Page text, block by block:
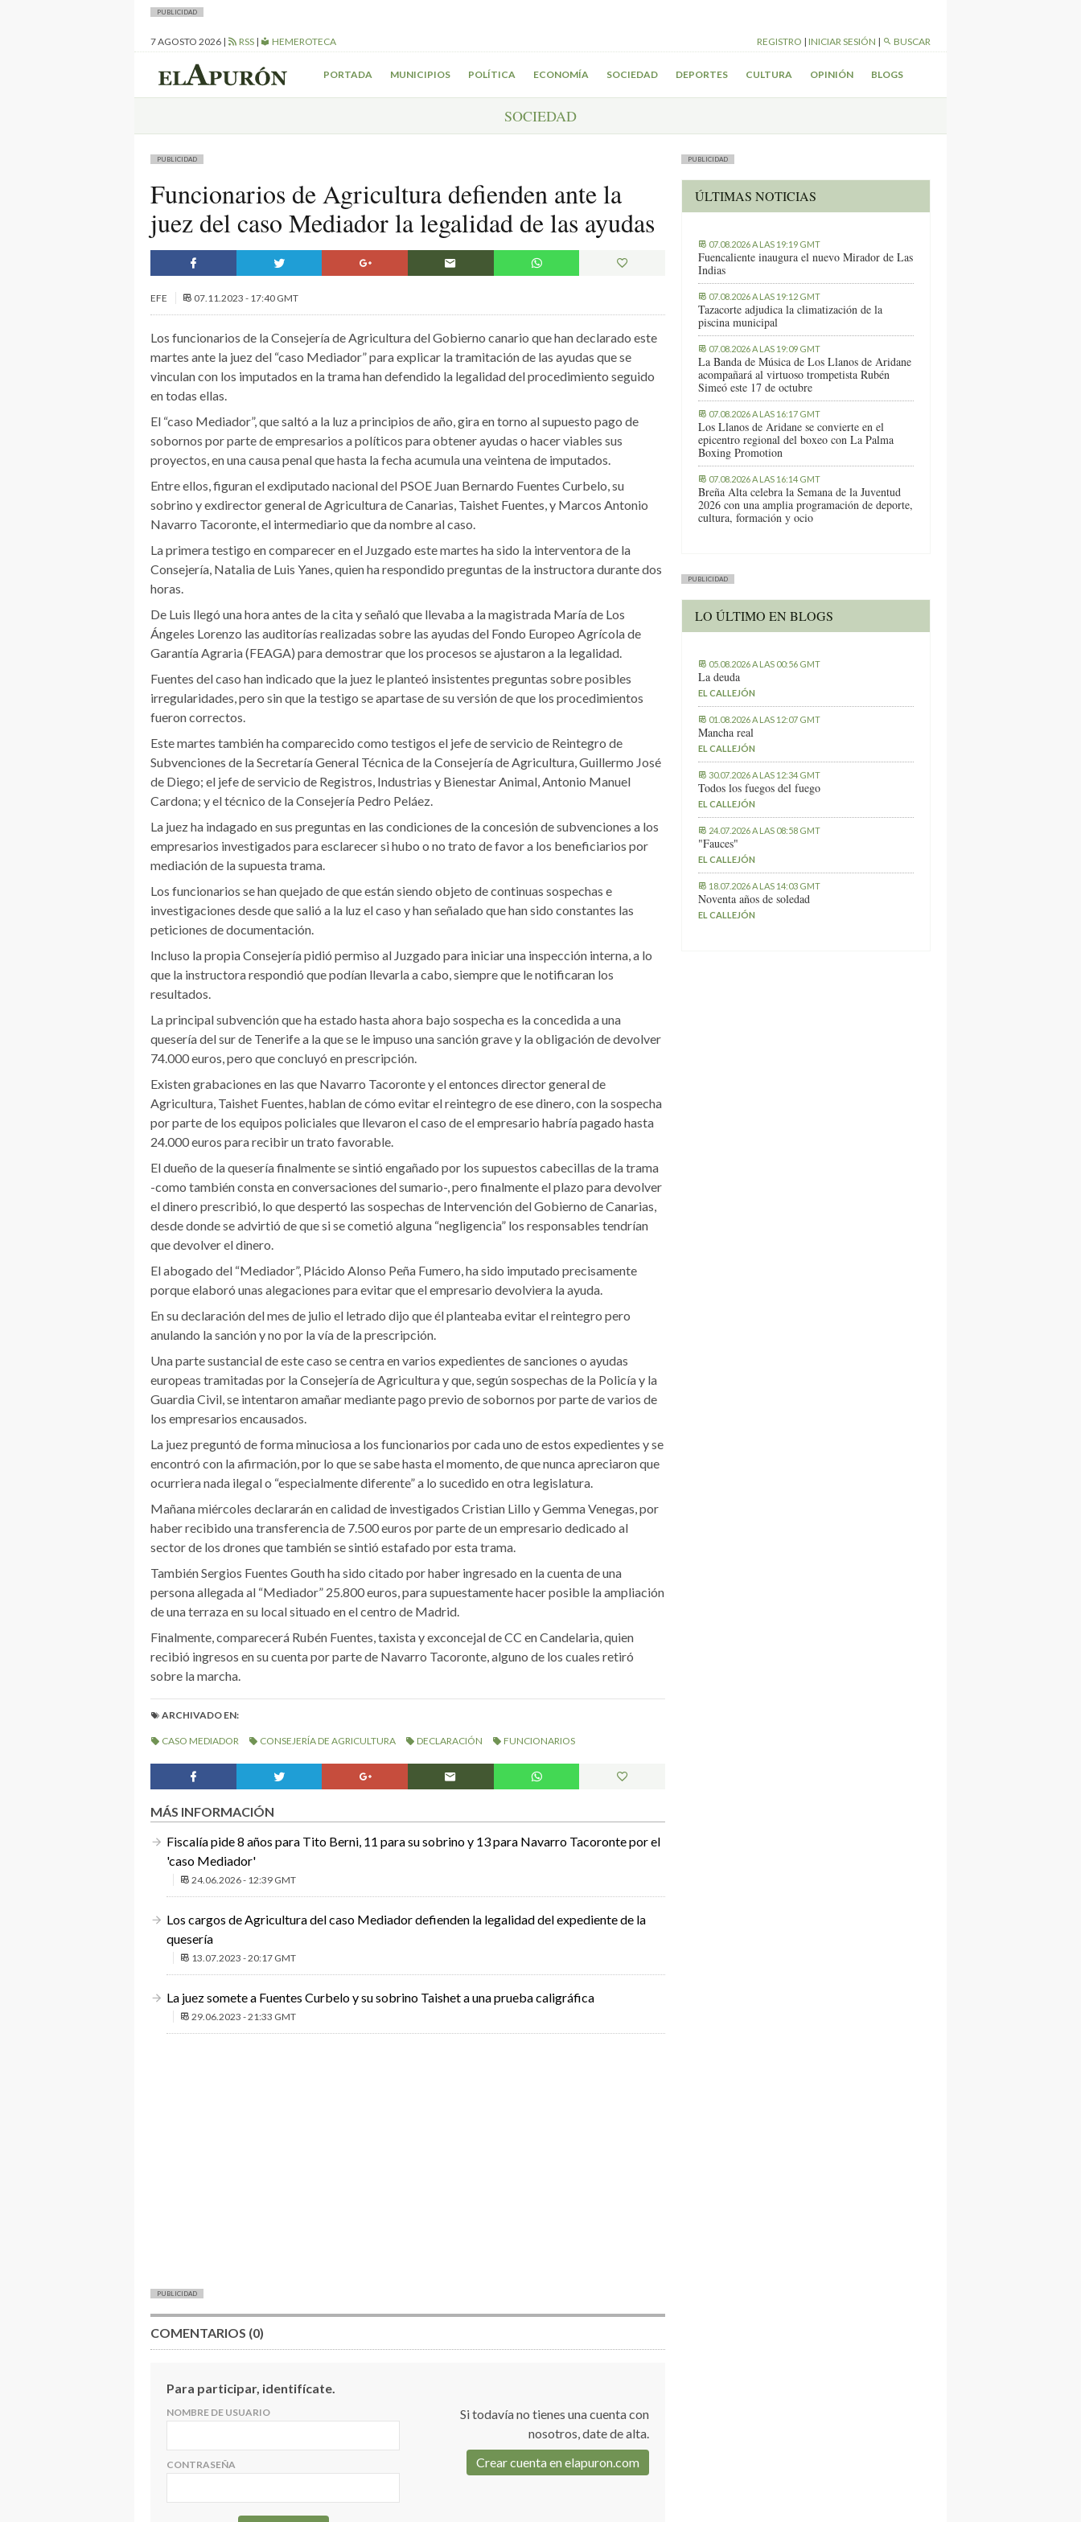
PUBLICIDAD
7 AGOSTO 2026 | RSS | HEMEROTECA REGISTRO | INICIAR SESIÓN | BUSCAR
PORTADA MUNICIPIOS POLÍTICA ECONOMÍA SOCIEDAD DEPORTES CULTURA OPINIÓN BLOGS
SOCIEDAD
PUBLICIDAD
Funcionarios de Agricultura defienden ante la
juez del caso Mediador la legalidad de las ayudas
EFE 07.11.2023 - 17:40 GMT
Los funcionarios de la Consejería de Agricultura del Gobierno canario que han declarado este
martes ante la juez del “caso Mediador” para explicar la tramitación de las ayudas que se
vinculan con los imputados en la trama han defendido la legalidad del procedimiento seguido
en todas ellas.
El “caso Mediador”, que saltó a la luz a principios de año, gira en torno al supuesto pago de
sobornos por parte de empresarios a políticos para obtener ayudas o hacer viables sus
proyectos, en una causa penal que hasta la fecha acumula una veintena de imputados.
Entre ellos, figuran el exdiputado nacional del PSOE Juan Bernardo Fuentes Curbelo, su
sobrino y exdirector general de Agricultura de Canarias, Taishet Fuentes, y Marcos Antonio
Navarro Tacoronte, el intermediario que da nombre al caso.
La primera testigo en comparecer en el Juzgado este martes ha sido la interventora de la
Consejería, Natalia de Luis Yanes, quien ha respondido preguntas de la instructora durante dos
horas.
De Luis llegó una hora antes de la cita y señaló que llevaba a la magistrada María de Los
Ángeles Lorenzo las auditorías realizadas sobre las ayudas del Fondo Europeo Agrícola de
Garantía Agraria (FEAGA) para demostrar que los procesos se ajustaron a la legalidad.
Fuentes del caso han indicado que la juez le planteó insistentes preguntas sobre posibles
irregularidades, pero sin que la testigo se apartase de su versión de que los procedimientos
fueron correctos.
Este martes también ha comparecido como testigos el jefe de servicio de Reintegro de
Subvenciones de la Secretaría General Técnica de la Consejería de Agricultura, Guillermo José
de Diego; el jefe de servicio de Registros, Industrias y Bienestar Animal, Antonio Manuel
Cardona; y el técnico de la Consejería Pedro Peláez.
La juez ha indagado en sus preguntas en las condiciones de la concesión de subvenciones a los
empresarios investigados para esclarecer si hubo o no trato de favor a los beneficiarios por
mediación de la supuesta trama.
Los funcionarios se han quejado de que están siendo objeto de continuas sospechas e
investigaciones desde que salió a la luz el caso y han señalado que han sido constantes las
peticiones de documentación.
Incluso la propia Consejería pidió permiso al Juzgado para iniciar una inspección interna, a lo
que la instructora respondió que podían llevarla a cabo, siempre que le notificaran los
resultados.
La principal subvención que ha estado hasta ahora bajo sospecha es la concedida a una
quesería del sur de Tenerife a la que se le impuso una sanción grave y la obligación de devolver
74.000 euros, pero que concluyó en prescripción.
Existen grabaciones en las que Navarro Tacoronte y el entonces director general de
Agricultura, Taishet Fuentes, hablan de cómo evitar el reintegro de ese dinero, con la sospecha
por parte de los equipos policiales que llevaron el caso de el empresario habría pagado hasta
24.000 euros para recibir un trato favorable.
El dueño de la quesería finalmente se sintió engañado por los supuestos cabecillas de la trama
-como también consta en conversaciones del sumario-, pero finalmente el plazo para devolver
el dinero prescribió, lo que despertó las sospechas de Intervención del Gobierno de Canarias,
desde donde se advirtió de que si se cometió alguna “negligencia” los responsables tendrían
que devolver el dinero.
El abogado del “Mediador”, Plácido Alonso Peña Fumero, ha sido imputado precisamente
porque elaboró unas alegaciones para evitar que el empresario devolviera la ayuda.
En su declaración del mes de julio el letrado dijo que él planteaba evitar el reintegro pero
anulando la sanción y no por la vía de la prescripción.
Una parte sustancial de este caso se centra en varios expedientes de sanciones o ayudas
europeas tramitadas por la Consejería de Agricultura y que, según sospechas de la Policía y la
Guardia Civil, se intentaron amañar mediante pago previo de sobornos por parte de varios de
los empresarios encausados.
La juez preguntó de forma minuciosa a los funcionarios por cada uno de estos expedientes y se
encontró con la afirmación, por lo que se sabe hasta el momento, de que nunca apreciaron que
ocurriera nada ilegal o “especialmente diferente” a lo sucedido en otra legislatura.
Mañana miércoles declararán en calidad de investigados Cristian Lillo y Gemma Venegas, por
haber recibido una transferencia de 7.500 euros por parte de un empresario dedicado al
sector de los drones que también se sintió estafado por esta trama.
También Sergios Fuentes Gouth ha sido citado por haber ingresado en la cuenta de una
persona allegada al “Mediador” 25.800 euros, para supuestamente hacer posible la ampliación
de una terraza en su local situado en el centro de Madrid.
Finalmente, comparecerá Rubén Fuentes, taxista y exconcejal de CC en Candelaria, quien
recibió ingresos en su cuenta por parte de Navarro Tacoronte, alguno de los cuales retiró
sobre la marcha.
ARCHIVADO EN:
CASO MEDIADOR CONSEJERÍA DE AGRICULTURA DECLARACIÓN FUNCIONARIOS
MÁS INFORMACIÓN
Fiscalía pide 8 años para Tito Berni, 11 para su sobrino y 13 para Navarro Tacoronte por el
'caso Mediador'
24.06.2026 - 12:39 GMT
Los cargos de Agricultura del caso Mediador defienden la legalidad del expediente de la
quesería
13.07.2023 - 20:17 GMT
La juez somete a Fuentes Curbelo y su sobrino Taishet a una prueba caligráfica
29.06.2023 - 21:33 GMT
PUBLICIDAD
COMENTARIOS (0)
Para participar, identifícate.
NOMBRE DE USUARIO
CONTRASEÑA
Si todavía no tienes una cuenta con
nosotros, date de alta.
Crear cuenta en elapuron.com
PUBLICIDAD
ÚLTIMAS NOTICIAS
07.08.2026 A LAS 19:19 GMT
Fuencaliente inaugura el nuevo Mirador de Las
Indias
07.08.2026 A LAS 19:12 GMT
Tazacorte adjudica la climatización de la
piscina municipal
07.08.2026 A LAS 19:09 GMT
La Banda de Música de Los Llanos de Aridane
acompañará al virtuoso trompetista Rubén
Simeó este 17 de octubre
07.08.2026 A LAS 16:17 GMT
Los Llanos de Aridane se convierte en el
epicentro regional del boxeo con La Palma
Boxing Promotion
07.08.2026 A LAS 16:14 GMT
Breña Alta celebra la Semana de la Juventud
2026 con una amplia programación de deporte,
cultura, formación y ocio
PUBLICIDAD
LO ÚLTIMO EN BLOGS
05.08.2026 A LAS 00:56 GMT
La deuda
EL CALLEJÓN
01.08.2026 A LAS 12:07 GMT
Mancha real
EL CALLEJÓN
30.07.2026 A LAS 12:34 GMT
Todos los fuegos del fuego
EL CALLEJÓN
24.07.2026 A LAS 08:58 GMT
"Fauces"
EL CALLEJÓN
18.07.2026 A LAS 14:03 GMT
Noventa años de soledad
EL CALLEJÓN